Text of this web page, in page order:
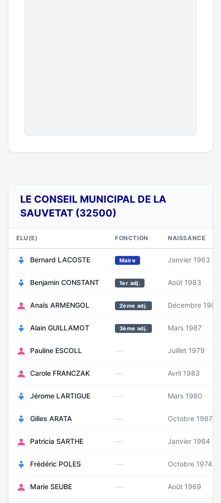
LE CONSEIL MUNICIPAL DE LA
SAUVETAT (32500)
ELU(E) FONCTION NAISSANCE
Bernard LACOSTE Maire Janvier 1963
Benjamin CONSTANT 1er adj. Août 1983
Anaïs ARMENGOL 2ème adj. Décembre 1986
Alain GUILLAMOT 3ème adj. Mars 1987
Pauline ESCOLL — Juillet 1979
Carole FRANCZAK — Avril 1983
Jérome LARTIGUE — Mars 1980
Gilles ARATA — Octobre 1967
Patricia SARTHE — Janvier 1964
Frédéric POLES — Octobre 1974
Marie SEUBE — Août 1969